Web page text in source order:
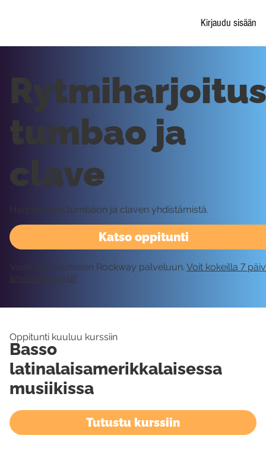
Kirjaudu sisään
Katso oppitunti
tumbao ja
clave
Harjoitellaan tumbaon ja claven yhdistämistä.
Vaatii kirjautumisen Rockway palveluun. Voit kokeilla 7
ilmaiseksi tästä!
Oppitunti kuuluu kurssiin
Basso
latinalaisamerikkalaisessa
musiikissa
Tutustu kurssiin